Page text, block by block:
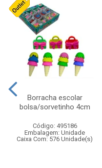
Borracha escolar
bolsa/sorvetinho 4cm
Código: 495186
Embalagem: Unidade
Caixa Com: 576 Unidade(s)